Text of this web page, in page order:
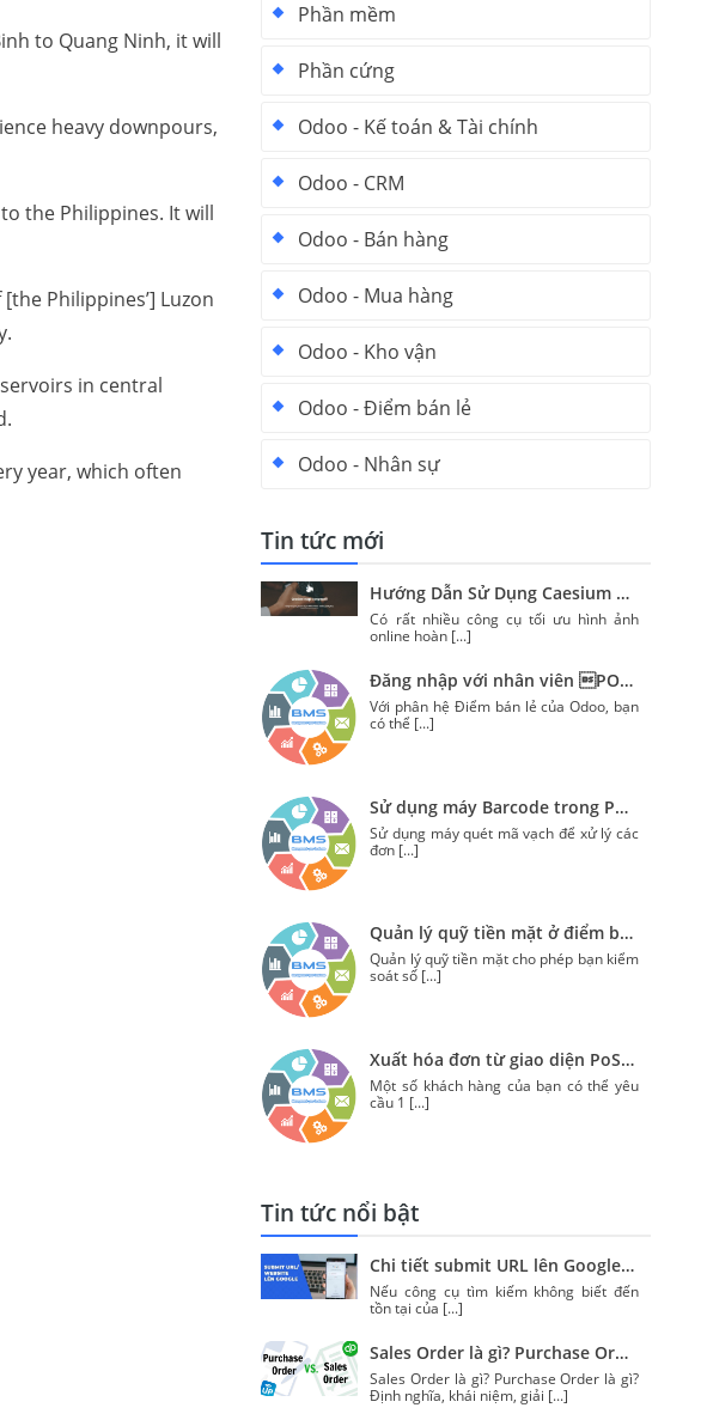
to Quang Ninh, it will
heavy downpours,
the Philippines. It will
Philippines’] Luzon
in central
year, which often
Phần mềm
Phần cứng
Odoo - Kế toán & Tài chính
Odoo - CRM
Odoo - Bán hàng
Odoo - Mua hàng
Odoo - Kho vận
Odoo - Điểm bán lẻ
Odoo - Nhân sự
Tin tức mới
Hướng Dẫn Sử Dụng Caesium Để Nén Hình Ảnh
Có rất nhiều công cụ tối ưu hình ảnh
online hoàn [...]
Đăng nhập với nhân viên POS Odoo
Với phân hệ Điểm bán lẻ của Odoo, bạn
có thể [...]
Sử dụng máy Barcode trong Pos Odoo
Sử dụng máy quét mã vạch để xử lý các
đơn [...]
Quản lý quỹ tiền mặt ở điểm bán lẻ trong Odoo
Quản lý quỹ tiền mặt cho phép bạn kiểm
soát số [...]
Xuất hóa đơn từ giao diện PoS trong Odoo
Một số khách hàng của bạn có thể yêu
cầu 1 [...]
Tin tức nổi bật
Chi tiết submit URL lên Google nhanh chóng (update 2020)
Nếu công cụ tìm kiếm không biết đến
tồn tại của [...]
Sales Order là gì? Purchase Order là gì?
Sales Order là gì? Purchase Order là gì?
Định nghĩa, khái niệm, giải [...]